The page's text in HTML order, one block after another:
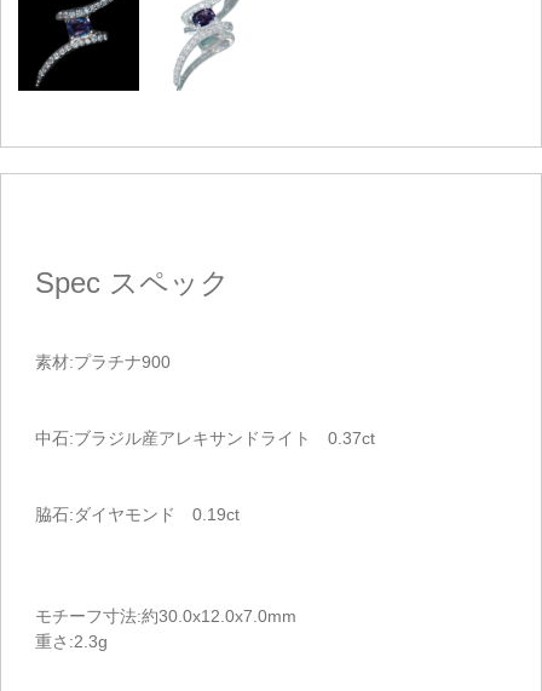
Spec スペック
素材:プラチナ900
中石:ブラジル産アレキサンドライト 0.37ct
脇石:ダイヤモンド 0.19ct
モチーフ寸法:約30.0x12.0x7.0mm
重さ:2.3g